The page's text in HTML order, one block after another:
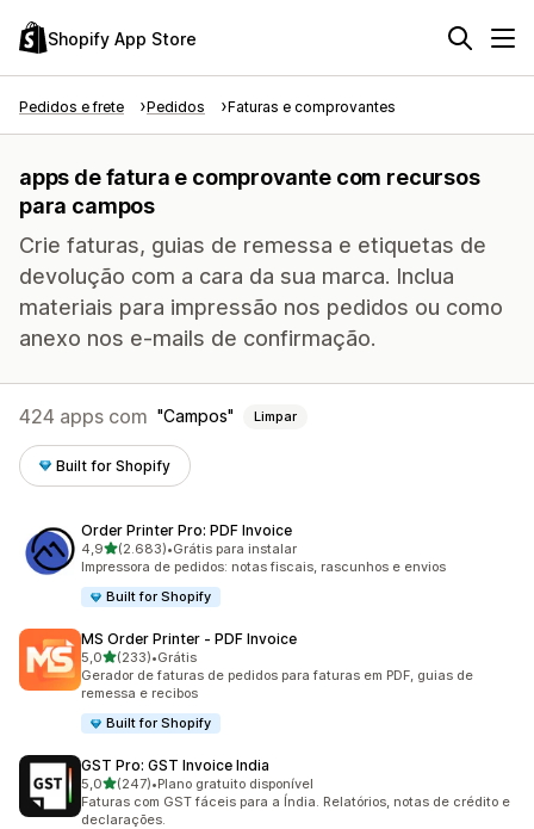
Shopify App Store
Pedidos e frete Pedidos Faturas e comprovantes
apps de fatura e comprovante com recursos
para campos
Crie faturas, guias de remessa e etiquetas de
devolução com a cara da sua marca. Inclua
materiais para impressão nos pedidos ou como
anexo nos e-mails de confirmação.
424 apps com Campos Limpar
Built for Shopify
Order Printer Pro: PDF Invoice
4,9de 5 estrelas
(2.683)
2683 avaliações ao todo
•Grátis para instalar
Impressora de pedidos: notas fiscais, rascunhos e envios
Built for Shopify
MS Order Printer ‑ PDF Invoice
5,0de 5 estrelas
(233)
233 avaliações ao todo
•Grátis
Gerador de faturas de pedidos para faturas em PDF, guias de
remessa e recibos
Built for Shopify
GST Pro: GST Invoice India
5,0de 5 estrelas
(247)
247 avaliações ao todo
•Plano gratuito disponível
Faturas com GST fáceis para a Índia. Relatórios, notas de crédito e
declarações.